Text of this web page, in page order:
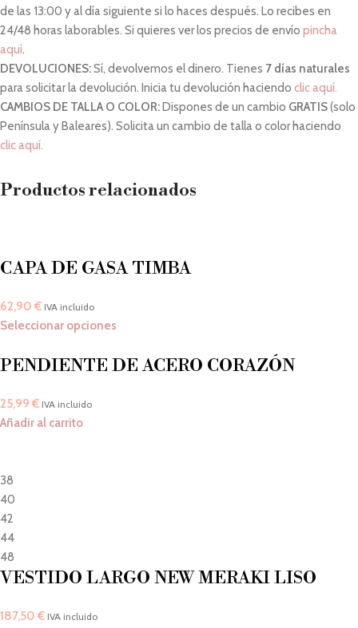
de las 13:00 y al día siguiente si lo haces después. Lo recibes en
24/48 horas laborables. Si quieres ver los precios de envío pincha
aquí.
DEVOLUCIONES:Sí, devolvemos el dinero. Tienes 7 días naturales
para solicitar la devolución. Inicia tu devolución haciendo clic aquí.
CAMBIOS DE TALLA O COLOR:Dispones de un cambio GRATIS(solo
Península y Baleares). Solicita un cambio de talla o color haciendo
clic aquí.
Productos relacionados
CAPA DE GASA TIMBA
62,90 € IVA incluido
Seleccionar opciones
PENDIENTE DE ACERO CORAZÓN
25,99 € IVA incluido
Añadir al carrito
38
40
42
44
48
VESTIDO LARGO NEW MERAKI LISO
187,50 € IVA incluido